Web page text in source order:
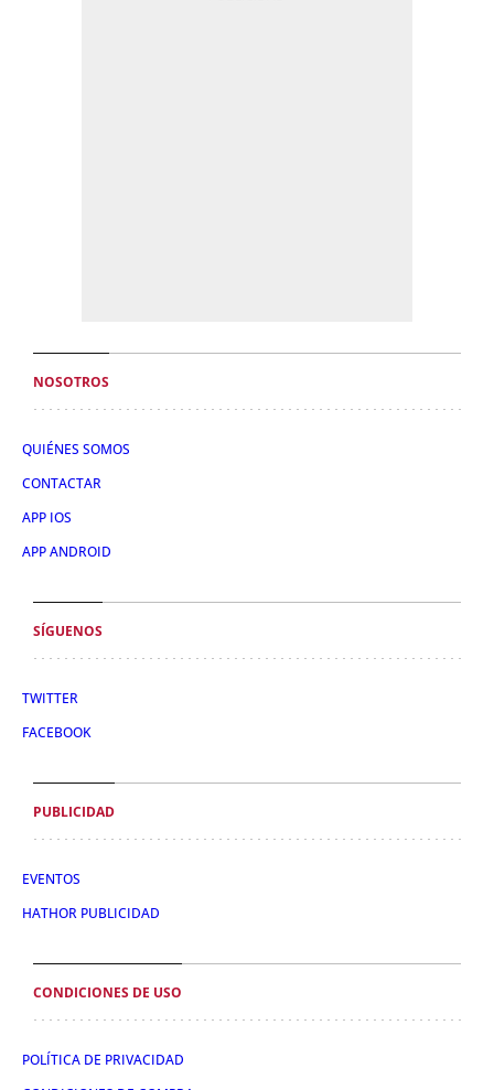
NOSOTROS
QUIÉNES SOMOS
CONTACTAR
APP IOS
APP ANDROID
SÍGUENOS
TWITTER
FACEBOOK
PUBLICIDAD
EVENTOS
HATHOR PUBLICIDAD
CONDICIONES DE USO
POLÍTICA DE PRIVACIDAD